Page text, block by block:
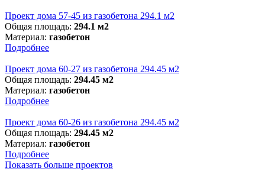
Проект дома 57-45 из газобетона 294.1 м2
Общая площадь: 294.1 м2
Материал: газобетон
Подробнее
Проект дома 60-27 из газобетона 294.45 м2
Общая площадь: 294.45 м2
Материал: газобетон
Подробнее
Проект дома 60-26 из газобетона 294.45 м2
Общая площадь: 294.45 м2
Материал: газобетон
Подробнее
Показать больше проектов